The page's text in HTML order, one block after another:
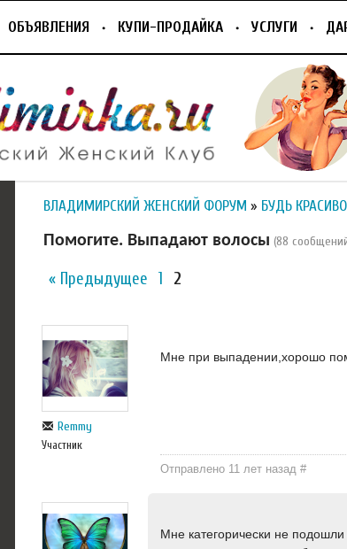
ОБЪЯВЛЕНИЯ КУПИ-ПРОДАЙКА УСЛУГИ
ВЛАДИМИРСКИЙ ЖЕНСКИЙ ФОРУМ » БУДЬ
Помогите. Выпадают волосы (88
« Предыдущее 1 2
Remmy
Участник
Мне при выпадении,хорошо
Отправлено 11 лет назад#
Мне категорически не